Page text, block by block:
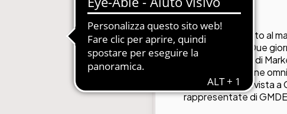
L'evento dedicato al
Hotel di Rimini. Due
nuove strategie di
alla comunicazione
Di seguito l'intervista
rappresentate di